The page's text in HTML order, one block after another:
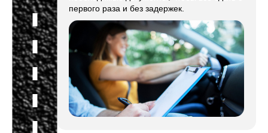
первого раза и без задержек.